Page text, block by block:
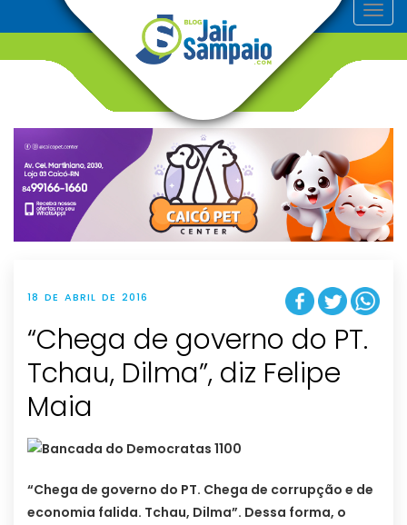
T
o
v
g
t
i
o
n
18 DE ABRIL DE 2016
“Chega de governo do PT.
Tchau, Dilma”, diz Felipe
Maia
“Chega de governo do PT. Chega de corrupção e de
economia falida. Tchau, Dilma”. Dessa forma, o